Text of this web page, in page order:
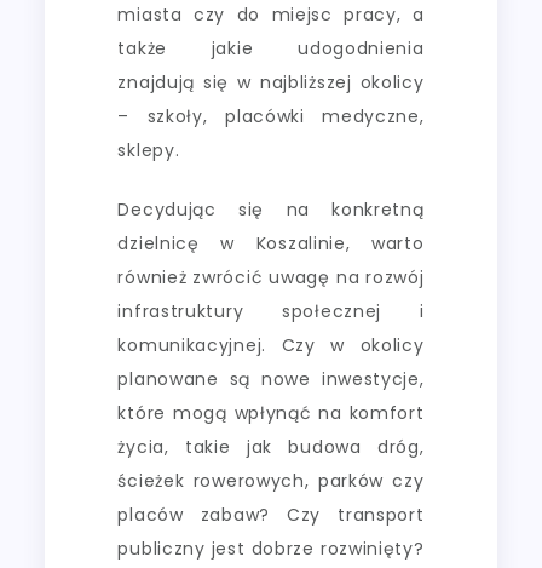
miasta czy do miejsc pracy, a
także jakie udogodnienia
znajdują się w najbliższej okolicy
– szkoły, placówki medyczne,
sklepy.
Decydując się na konkretną
dzielnicę w Koszalinie, warto
również zwrócić uwagę na rozwój
infrastruktury społecznej i
komunikacyjnej. Czy w okolicy
planowane są nowe inwestycje,
które mogą wpłynąć na komfort
życia, takie jak budowa dróg,
ścieżek rowerowych, parków czy
placów zabaw? Czy transport
publiczny jest dobrze rozwinięty?